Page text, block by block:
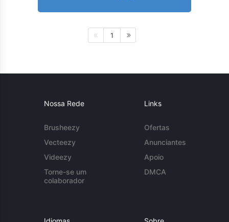
1
Nossa Rede
Brusheezy
Vecteezy
Videezy
Torne-se um
colaborador
Links
Ofertas
Anunciantes
Apoio
DMCA